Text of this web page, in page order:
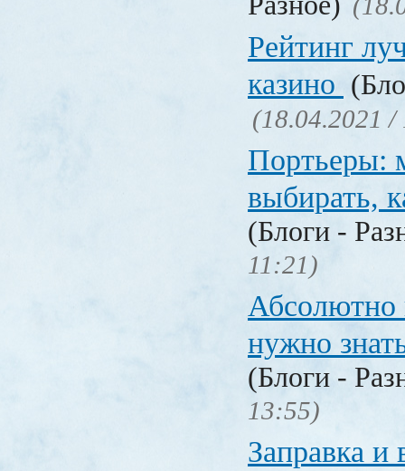
Рейтинг
казино
(18.04.2021 /
Портьеры:
выбирать,
(Блоги -
11:21)
Абсолютно
нужно
(Блоги -
13:55)
Заправка и